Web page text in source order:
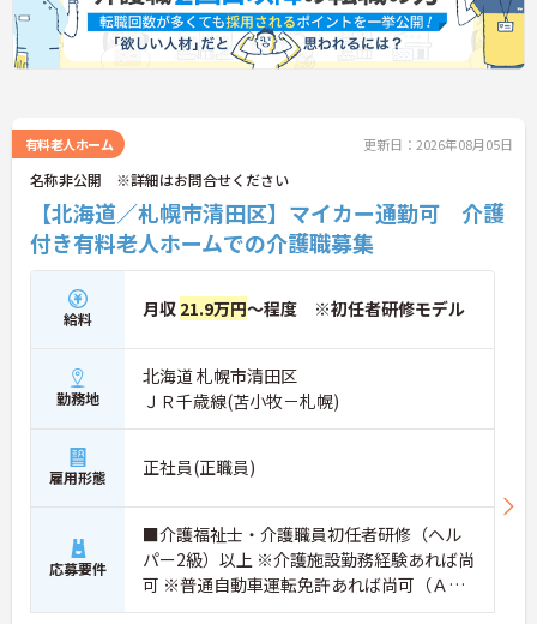
有料老人ホーム 更新日：2026年08月05日
名称非公開 ※詳細はお問合せください
【北海道／札幌市清田区】マイカー通勤可 介護
付き有料老人ホームでの介護職募集
給料 月収 21.9万円～程度 ※初任者研修モデル
勤務地
北海道 札幌市清田区
ＪＲ千歳線(苫小牧－札幌)
雇用形態 正社員(正職員)
応募要件
■介護福祉士・介護職員初任者研修（ヘル
パー2級）以上 ※介護施設勤務経験あれば尚
可 ※普通自動車運転免許あれば尚可（ＡＴ
限定可）